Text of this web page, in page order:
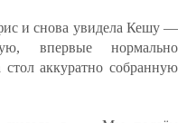
и снова увидела Кешу —
впервые нормально
аккуратно собранную